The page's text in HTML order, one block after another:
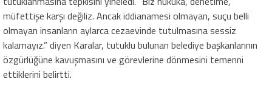
müfettişe karşı değiliz. Ancak iddianamesi olmayan, suçu belli
olmayan insanların aylarca cezaevinde tutulmasına sessiz
kalamayız.” diyen Karalar, tutuklu bulunan belediye başkanlarının
özgürlüğüne kavuşmasını ve görevlerine dönmesini temenni
ettiklerini belirtti.